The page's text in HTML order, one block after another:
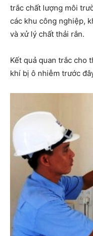
trắc chất lượng môi
các khu công nghiệp,
và xử lý chất thải rắn.
Kết quả quan trắc cho
khí bị ô nhiễm trước